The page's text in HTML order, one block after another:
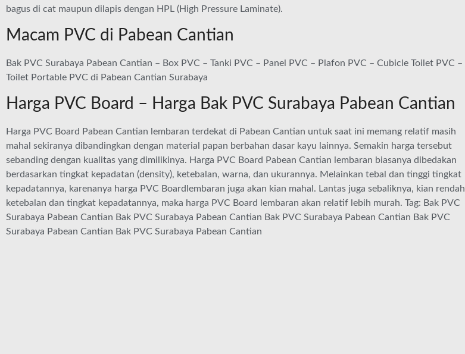
bagus di cat maupun dilapis dengan HPL (High Pressure Laminate).
Macam PVC di Pabean Cantian
Bak PVC Surabaya Pabean Cantian – Box PVC – Tanki PVC – Panel PVC – Plafon PVC – Cubicle Toilet PVC –
Toilet Portable PVC di Pabean Cantian Surabaya
Harga PVC Board – Harga Bak PVC Surabaya Pabean Cantian
Harga PVC Board Pabean Cantian lembaran terdekat di Pabean Cantian untuk saat ini memang relatif masih
mahal sekiranya dibandingkan dengan material papan berbahan dasar kayu lainnya. Semakin harga tersebut
sebanding dengan kualitas yang dimilikinya. Harga PVC Board Pabean Cantian lembaran biasanya dibedakan
berdasarkan tingkat kepadatan (density), ketebalan, warna, dan ukurannya. Melainkan tebal dan tinggi tingkat
kepadatannya, karenanya harga PVC Boardlembaran juga akan kian mahal. Lantas juga sebaliknya, kian rendah
ketebalan dan tingkat kepadatannya, maka harga PVC Board lembaran akan relatif lebih murah. Tag: Bak PVC
Surabaya Pabean Cantian Bak PVC Surabaya Pabean Cantian Bak PVC Surabaya Pabean Cantian Bak PVC
Surabaya Pabean Cantian Bak PVC Surabaya Pabean Cantian